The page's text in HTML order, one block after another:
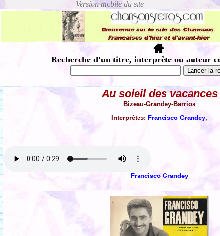
Recherche d'un titre, interprète ou auteur
Au soleil des vacances
Bizeau-Grandey-Barrios
Interprètes: Francisco Grandey,
Francisco Grandey